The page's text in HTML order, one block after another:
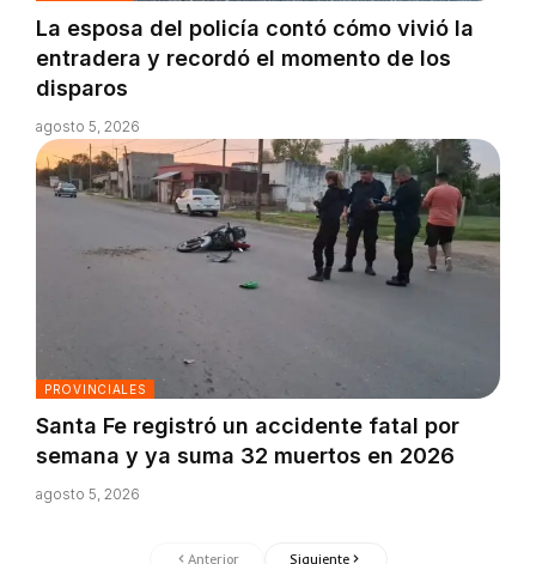
La esposa del policía contó cómo vivió la
entradera y recordó el momento de los
disparos
agosto 5, 2026
PROVINCIALES
Santa Fe registró un accidente fatal por
semana y ya suma 32 muertos en 2026
agosto 5, 2026
Anterior Siguiente